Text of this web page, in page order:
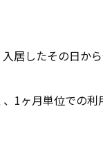
居したその日か
1ヶ月単位での